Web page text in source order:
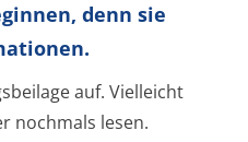
denn sie
auf. Vielleicht
nochmals lesen.